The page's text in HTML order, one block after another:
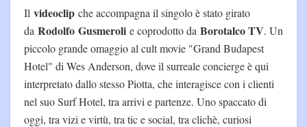
Il videoclip che accompagna il singolo è stato girato
da Rodolfo Gusmeroli e coprodotto da Borotalco TV. Un
piccolo grande omaggio al cult movie "Grand Budapest
Hotel" di Wes Anderson, dove il surreale concierge è qui
interpretato dallo stesso Piotta, che interagisce con i clienti
nel suo Surf Hotel, tra arrivi e partenze. Uno spaccato di
oggi, tra vizi e virtù, tra tic e social, tra clichè, curiosi